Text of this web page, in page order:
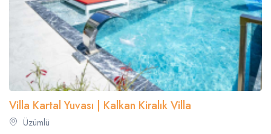
Villa Kartal Yuvası | Kalkan Kiralık Villa
Üzümlü